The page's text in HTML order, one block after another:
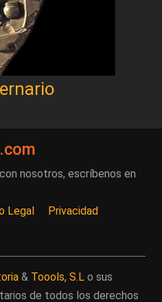
nosotros, escríbenos en
Legal Privacidad
& Toools, S.L o sus
de todos los derechos